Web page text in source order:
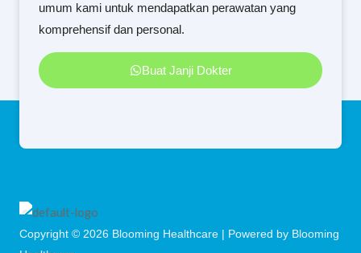
umum kami untuk mendapatkan perawatan yang
komprehensif dan personal.
Buat Janji Dokter
Copyright © 2026 Blooming Healthcare | Powered by Blooming